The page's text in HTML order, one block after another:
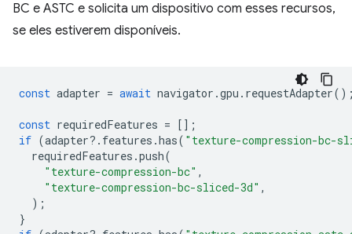
BC e ASTC e solicita um dispositivo com esses recursos,
se eles estiverem disponíveis.
const adapter = await navigator .gpu . requestAdapter
const requiredFeatures = [];
if (adapter? . features .has( "texture-compression-bc-
requiredFeatures .push(
"texture-compression-bc" ,
"texture-compression-bc-sliced-3d" ,
);
}